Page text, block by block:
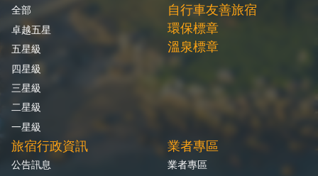
全部
卓越五星
五星級
四星級
三星級
二星級
一星級
自行車友善旅宿
環保標章
溫泉標章
旅宿行政資訊
公告訊息
業者專區
業者專區